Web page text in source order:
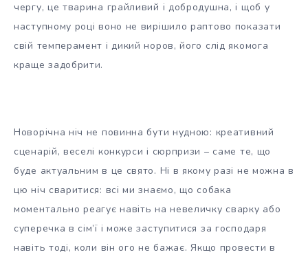
чергу, це тварина грайливий і добродушна, і щоб у
наступному році воно не вирішило раптово показати
свій темперамент і дикий норов, його слід якомога
краще задобрити.
Новорічна ніч не повинна бути нудною: креативний
сценарій, веселі конкурси і сюрпризи – саме те, що
буде актуальним в це свято. Ні в якому разі не можна в
цю ніч сваритися: всі ми знаємо, що собака
моментально реагує навіть на невеличку сварку або
суперечка в сім’ї і може заступитися за господаря
навіть тоді, коли він ого не бажає. Якщо провести в